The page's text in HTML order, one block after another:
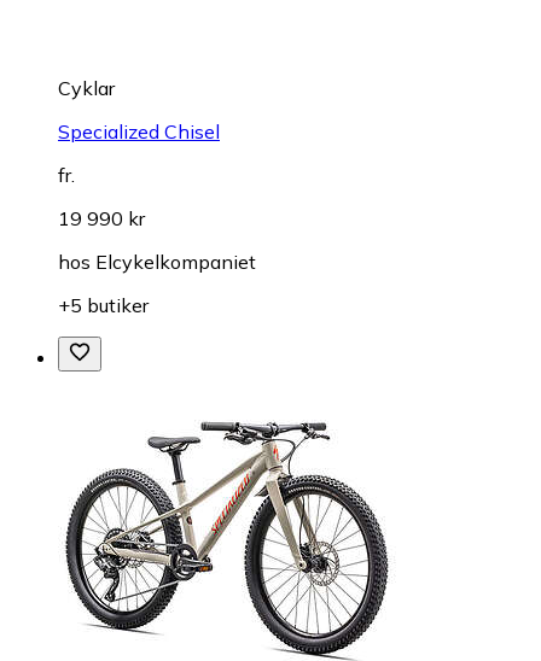
Cyklar
Specialized Chisel
fr.
19 990 kr
hos Elcykelkompaniet
+5 butiker